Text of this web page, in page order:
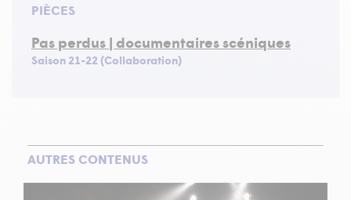
PIÈCES
Pas perdus | documentaires scéniques
Saison 21-22 (Collaboration)
AUTRES CONTENUS